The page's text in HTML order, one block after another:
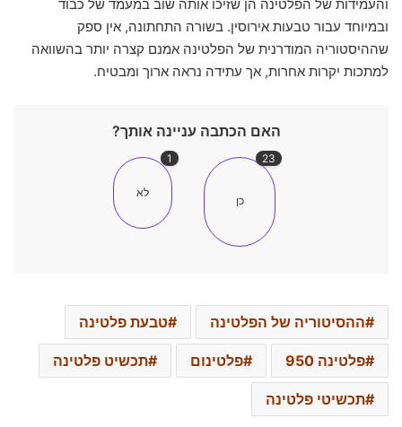
והעמידות של הפלטינה הן שזיכו אותה שוב במעמד של כבוד
ובמיוחד עבור טבעות אירוסין. בשורה התחתונה, אין ספק
שההיסטוריה המודרנית של הפלטינה אמנם קצרה יותר בהשוואה
למתכות יקרות אחרות, אך עתידה נראה ארוך ומבטיח.
האם הכתבה עניינה אותך?
כן
23
לא
1
ההסיטוריה של הפלטינה טבעת פלטינה
פלטינה 950 פלטינום תכשיט פלטינה
תכשיטי פלטינה